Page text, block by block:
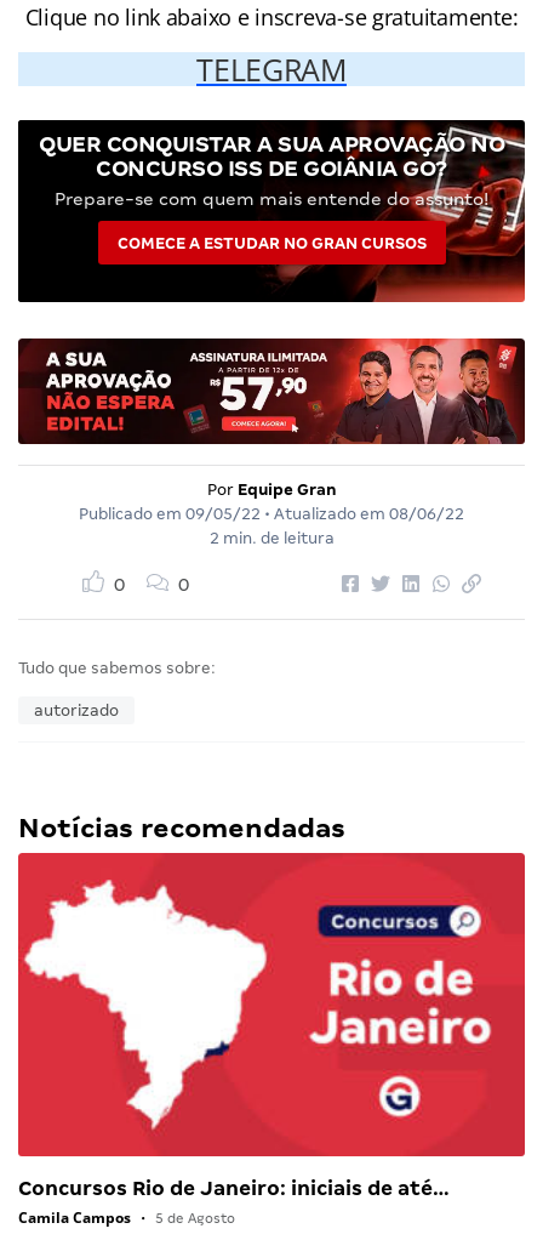
Clique no link abaixo e inscreva-se gratuitamente:
TELEGRAM
QUER CONQUISTAR A SUA APROVAÇÃO NO
CONCURSO ISS DE GOIÂNIA GO?
Prepare-se com quem mais entende do assunto!
COMECE A ESTUDAR NO GRAN CURSOS
Por Equipe Gran
Publicado em 09/05/22 • Atualizado em 08/06/22
2 min. de leitura
0 0
Tudo que sabemos sobre:
autorizado
Notícias recomendadas
Concursos Rio de Janeiro: iniciais de até…
Camila Campos • 5 de Agosto